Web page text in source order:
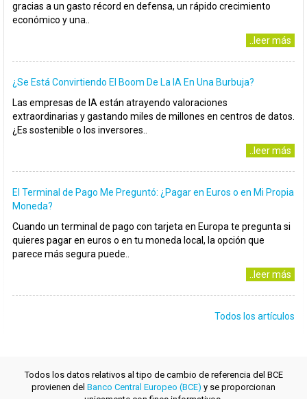
gracias a un gasto récord en defensa, un rápido crecimiento
económico y una..
..leer más
¿Se Está Convirtiendo El Boom De La IA En Una Burbuja?
Las empresas de IA están atrayendo valoraciones
extraordinarias y gastando miles de millones en centros de datos.
¿Es sostenible o los inversores..
..leer más
El Terminal de Pago Me Preguntó: ¿Pagar en Euros o en Mi Propia
Moneda?
Cuando un terminal de pago con tarjeta en Europa te pregunta si
quieres pagar en euros o en tu moneda local, la opción que
parece más segura puede..
..leer más
Todos los artículos
Todos los datos relativos al tipo de cambio de referencia del BCE
provienen del Banco Central Europeo (BCE) y se proporcionan